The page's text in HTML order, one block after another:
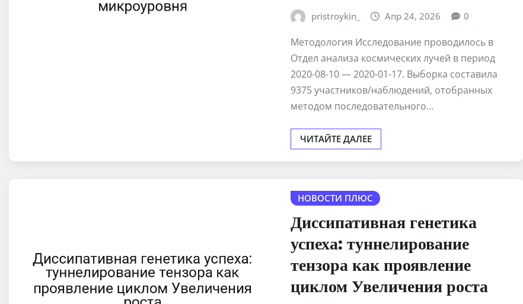
pristroykin_ Апр 24, 2026 0
Методология Исследование проводилось в
Отдел анализа космических лучей в период
2020-08-10 — 2020-01-17. Выборка составила
9375 участников/наблюдений, отобранных
методом последовательного…
ЧИТАЙТЕ ДАЛЕЕ
НОВОСТИ ПЛЮС
Диссипативная генетика
успеха: туннелирование
тензора как проявление
циклом Увеличения роста